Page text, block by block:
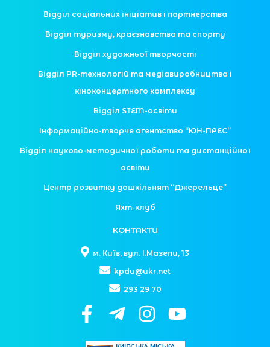
Відділ соціальних ініціатив і партнерства
Відділ туризму, краєзнавства та спорту
Відділ художньої творчості
Відділ PR-технологій та медіавиробництва і
кіноконцертного комплексу
Відділ STEM-освіти
Інформаційно-творче агентство “ЮН-ПРЕС”
Відділ науково-методичної роботи та дистанційної
освіти
Центр розвитку дошкільнят “Джерельце”
Яхт-клуб
КОНТАКТИ
м. Київ, вул. І.Мазепи, 13
kpdu@ukr.net
293 29 70